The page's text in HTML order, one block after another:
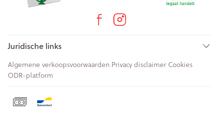
Juridische links
Algemene verkoopsvoorwaarden Privacy disclaimer Cookies
ODR-platform